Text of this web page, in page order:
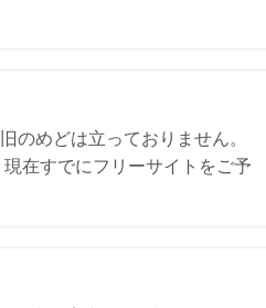
のめどは立っておりません。
在すでにフリーサイトをご予